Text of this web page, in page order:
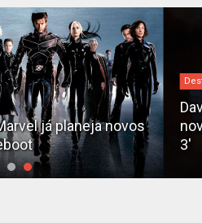
anunciado como o
em 'Pantera Negra